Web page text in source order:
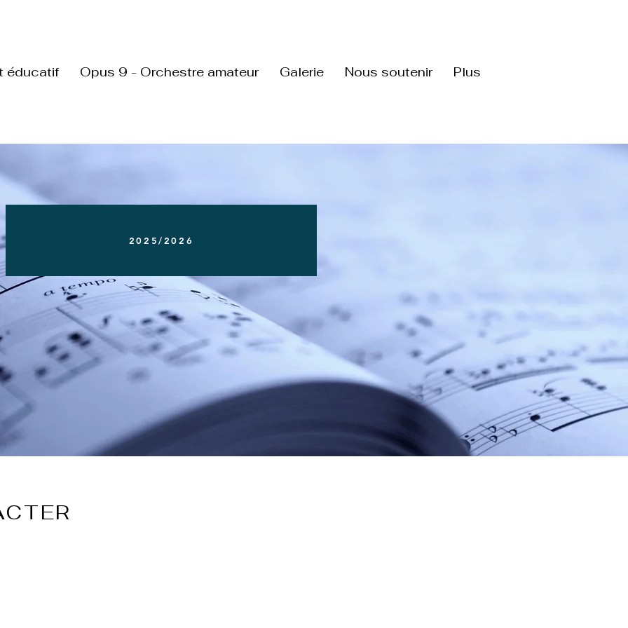
éducatif Opus 9 - Orchestre amateur Galerie Nous soutenir Plus
2025/2026